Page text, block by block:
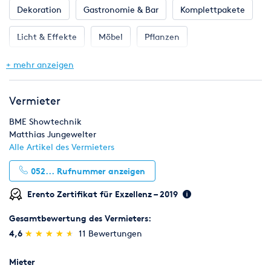
Unser Service Personal wird Sie gerne beraten.
Sehen Sie sich auch unsere anderen Mietartikel an!
Dekoration Gastronomie & Bar Komplettpakete
Licht & Effekte Möbel Pflanzen
Ton & Beschallung
+ mehr anzeigen
Vermieter
BME Showtechnik
Matthias Jungewelter
Alle Artikel des Vermieters
052... Rufnummer anzeigen
Erento Zertifikat für Exzellenz – 2019
Gesamtbewertung des Vermieters:
4,6 (*)
★
★
(*) ★
★
(*) ★
★
(*) ★
★
(*) ★
★ 11 Bewertungen
Mieter